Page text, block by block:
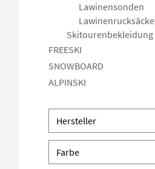
Lawinensonden
Lawinenrucksäcke
Skitourenbekleidung
FREESKI
SNOWBOARD
ALPINSKI
Hersteller
Farbe